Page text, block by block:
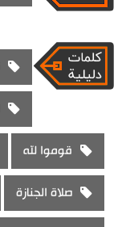
قوموا لله
صلاة الجنازة